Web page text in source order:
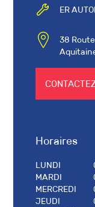
ER
38
Horaires
LUNDI
MARDI
MERCREDI
JEUDI